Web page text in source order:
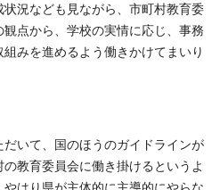
況なども見ながら、市町村教育委
点から、学校の実情に応じ、事務
みを進めるよう働きかけてまいり
いて、国のほうのガイドラインが
教育委員会に働き掛けるというよ